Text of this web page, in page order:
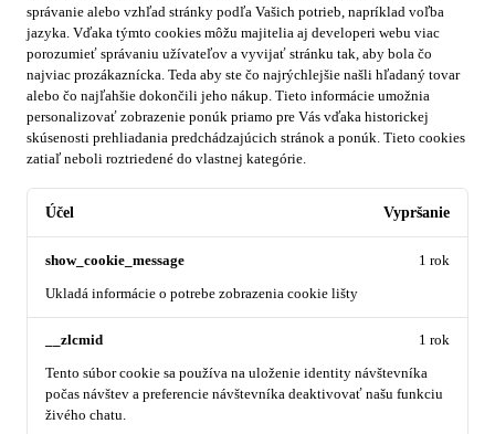
správanie alebo vzhľad stránky podľa Vašich potrieb, napríklad voľba
jazyka. Vďaka týmto cookies môžu majitelia aj developeri webu viac
porozumieť správaniu užívateľov a vyvijať stránku tak, aby bola čo
najviac prozákaznícka. Teda aby ste čo najrýchlejšie našli hľadaný tovar
alebo čo najľahšie dokončili jeho nákup. Tieto informácie umožnia
personalizovať zobrazenie ponúk priamo pre Vás vďaka historickej
skúsenosti prehliadania predchádzajúcich stránok a ponúk. Tieto cookies
zatiaľ neboli roztriedené do vlastnej kategórie.
Účel Vypršanie
show_cookie_message
Ukladá informácie o potrebe zobrazenia cookie lišty
1 rok
__zlcmid
Tento súbor cookie sa používa na uloženie identity návštevníka
počas návštev a preferencie návštevníka deaktivovať našu funkciu
živého chatu.
1 rok